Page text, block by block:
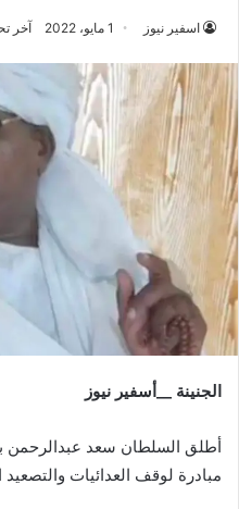
اسفير نيوز 1 مايو، 2022 آخر تحديث:
الجنينة __أسفير نيوز
أطلق السلطان سعد عبدالرحمن
مبادرة لوقف العدائيات